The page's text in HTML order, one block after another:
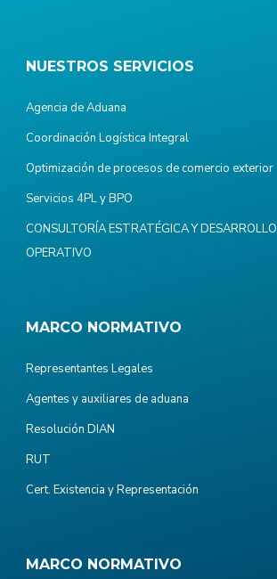
NUESTROS SERVICIOS
Agencia de Aduana
Coordinación Logística Integral
Optimización de procesos de comercio exterior
Servicios 4PL y BPO
CONSULTORÍA ESTRATÉGICA Y DESARROLLO
OPERATIVO
MARCO NORMATIVO
Representantes Legales
Agentes y auxiliares de aduana
Resolución DIAN
RUT
Cert. Existencia y Representación
MARCO NORMATIVO